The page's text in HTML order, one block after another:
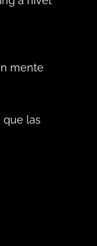
mente
que las